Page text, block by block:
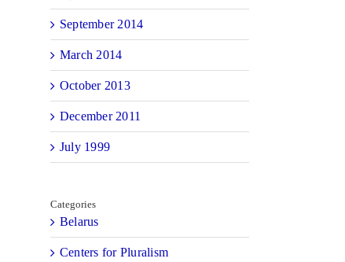
September 2014
March 2014
October 2013
December 2011
July 1999
Categories
Belarus
Centers for Pluralism